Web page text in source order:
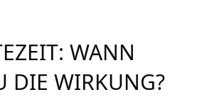
WANN
DIE WIRKUNG?